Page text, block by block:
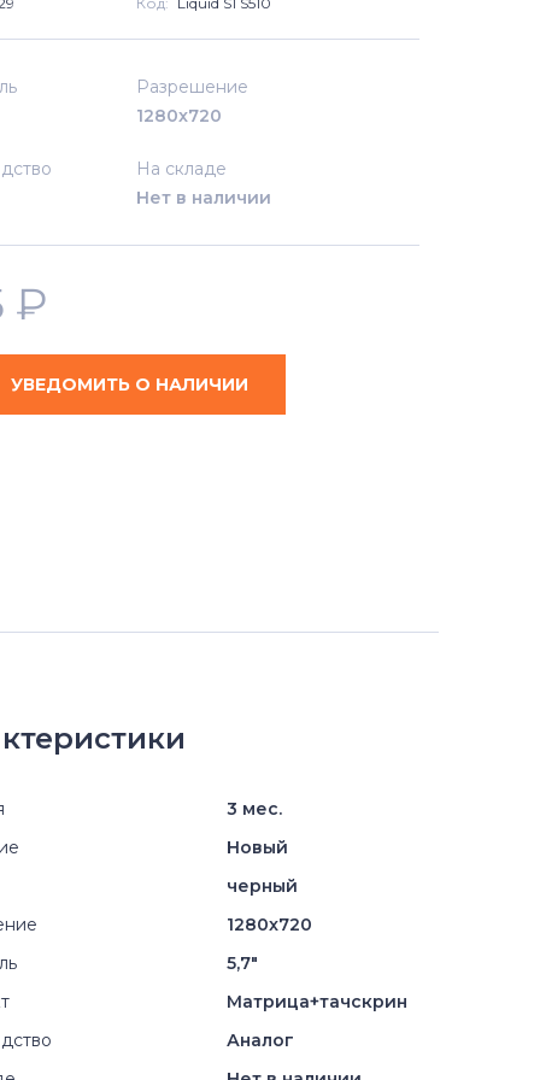
Разрешение
1280x720
На складе
Нет в наличии
₽
УВЕДОМИТЬ О НАЛИЧИИ
3 мес.
Новый
черный
1280x720
5,7"
Матрица+тачскрин
Аналог